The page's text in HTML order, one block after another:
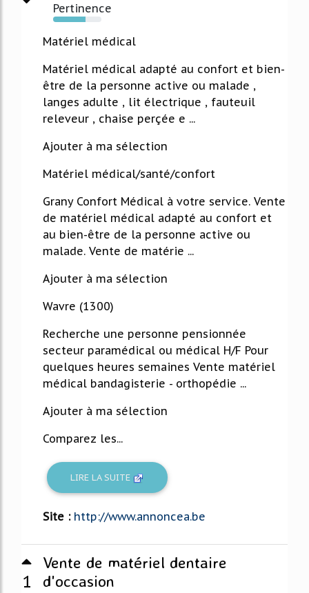
Pertinence
67%
Matériel médical
Matériel médical adapté au confort et bien-
être de la personne active ou malade ,
langes adulte , lit électrique , fauteuil
releveur , chaise perçée e ...
Ajouter à ma sélection
Matériel médical/santé/confort
Grany Confort Médical à votre service. Vente
de matériel médical adapté au confort et
au bien-être de la personne active ou
malade. Vente de matérie ...
Ajouter à ma sélection
Wavre (1300)
Recherche une personne pensionnée
secteur paramédical ou médical H/F Pour
quelques heures semaines Vente matériel
médical bandagisterie - orthopédie ...
Ajouter à ma sélection
Comparez les...
LIRE LA SUITE
Site : http://www.annoncea.be
1
Vente de matériel dentaire
d'occasion